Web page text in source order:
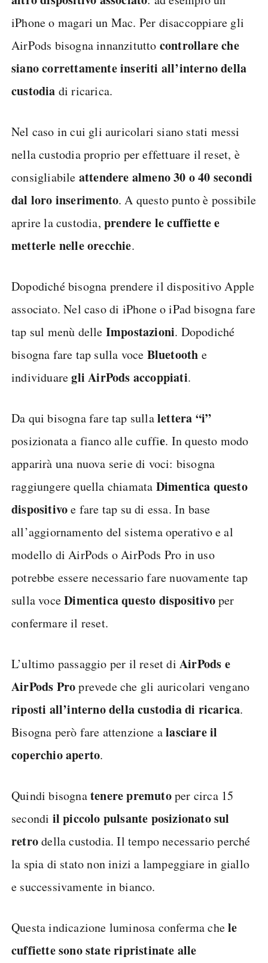
iPhone o magari un Mac. Per disaccoppiare gli
AirPods bisogna innanzitutto controllare che
siano correttamente inseriti all’interno della
custodia di ricarica.
Nel caso in cui gli auricolari siano stati messi
nella custodia proprio per effettuare il reset, è
consigliabile attendere almeno 30 o 40 secondi
dal loro inserimento. A questo punto è possibile
aprire la custodia, prendere le cuffiette e
metterle nelle orecchie.
Dopodiché bisogna prendere il dispositivo Apple
associato. Nel caso di iPhone o iPad bisogna fare
tap sul menù delle Impostazioni. Dopodiché
bisogna fare tap sulla voce Bluetooth e
individuaregli AirPods accoppiati.
Da qui bisogna fare tap sullalettera “i”
posizionata a fianco alle cuffie. In questo modo
apparirà una nuova serie di voci: bisogna
raggiungere quella chiamata Dimentica questo
dispositivoe fare tap su di essa. In base
all’aggiornamento del sistema operativo e al
modello di AirPods o AirPods Pro in uso
potrebbe essere necessario fare nuovamente tap
sulla voceDimentica questo dispositivoper
confermare il reset.
L’ultimo passaggio per il reset di AirPods e
AirPods Proprevede che gli auricolari vengano
riposti all’interno della custodia di ricarica.
Bisogna però fare attenzione alasciare il
coperchio aperto.
Quindi bisognatenere premutoper circa 15
secondi il piccolo pulsante posizionato sul
retrodella custodia. Il tempo necessario perché
la spia di stato non inizi a lampeggiare in giallo
e successivamente in bianco.
Questa indicazione luminosa conferma chele
cuffiette sono state ripristinate alle